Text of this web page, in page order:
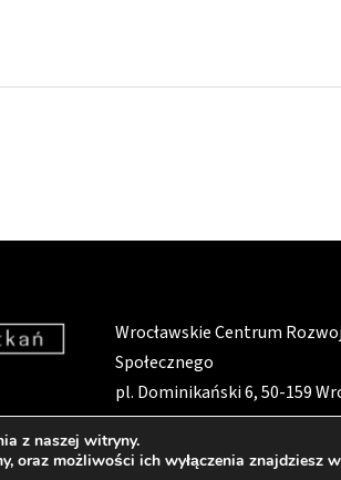
Wrocławskie Centrum
Społecznego
pl. Dominikański 6, 50-159
z naszej witryny.
oraz możliwości ich wyłączenia znajdziesz w